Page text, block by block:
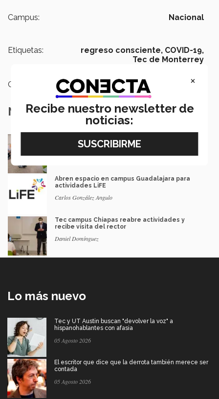
Campus: Nacional
Etiquetas: regreso consciente, COVID-19,
Tec de Monterrey
Categoría: Institución
Notas Relacionadas
vuelta a clases con HyFlex+Tec
Ricardo Treviño | Redacción CONECTA
Abren espacio en campus Guadalajara para
actividades LiFE
Carlos González Angulo
Tec campus Chiapas reabre actividades y
recibe visita del rector
Daniel Domínguez
Lo más nuevo
Tec y UT Austin buscan "devolver la voz" a
hispanohablantes con afasia
05 Agosto 2026
El escritor que dice que la derrota también merece ser
contada
05 Agosto 2026
×
Recibe nuestro newsletter de
noticias: